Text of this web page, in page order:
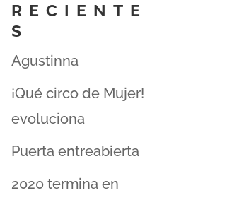
RECIENTE
S
Agustinna
¡Qué circo de Mujer!
evoluciona
Puerta entreabierta
2020 termina en